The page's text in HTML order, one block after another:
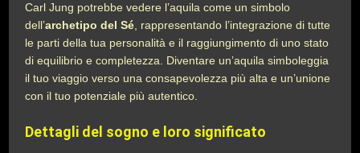
Carl Jung potrebbe vedere l’aquila come un simbolo
dell’archetipo del Sé , rappresentando l’integrazione di tutte
le parti della tua personalità e il raggiungimento di uno stato
di equilibrio e completezza. Diventare un’aquila simboleggia
il tuo viaggio verso una consapevolezza più alta e un’unione
con il tuo potenziale più autentico.
Dettagli del sogno e loro significato